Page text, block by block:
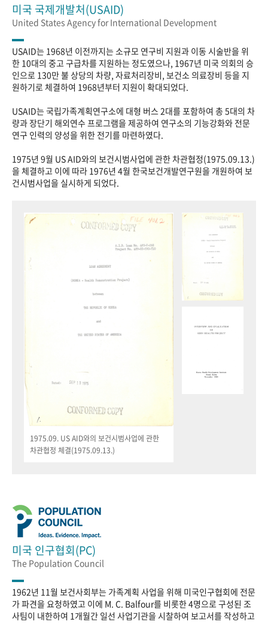
미국 국제개발처(USAID)
United States Agency for International Development
USAID는 1968년 이전까지는 소규모 연구비 지원과 이동 시술반을 위
한 10대의 중고 구급차를 지원하는 정도였으나, 1967년 미국 의회의 승
인으로 130만 불 상당의 차량, 자료처리장비, 보건소 의료장비 등을 지
원하기로 체결하여 1968년부터 지원이 확대되었다.
USAID는 국립가족계획연구소에 대형 버스 2대를 포함하여 총 5대의 차
량과 장단기 해외연수 프로그램을 제공하여 연구소의 기능강화와 전문
연구 인력의 양성을 위한 전기를 마련하였다.
1975년 9월 US AID와의 보건시범사업에 관한 차관협정(1975.09.13.)
을 체결하고 이에 따라 1976년 4월 한국보건개발연구원을 개원하여 보
건시범사업을 실시하게 되었다.
1975.09. US AID와의 보건시범사업에 관한
차관협정 체결(1975.09.13.)
미국 인구협회(PC)
The Population Council
1962년 11월 보건사회부는 가족계획 사업을 위해 미국인구협회에 전문
가 파견을 요청하였고 이에 M. C. Balfour를 비롯한 4명으로 구성된 조
사팀이 내한하여 1개월간 일선 사업기관을 시찰하여 보고서를 작성하고